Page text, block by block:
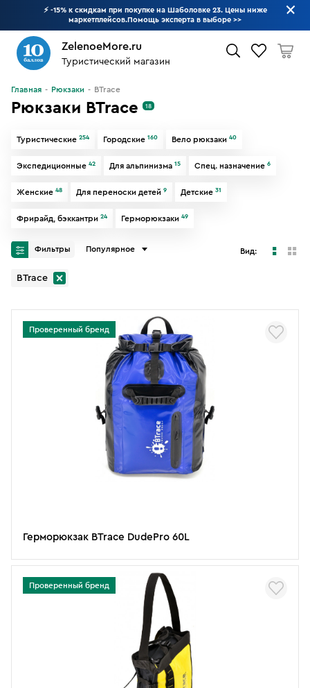
⚡ -15% к скидкам при покупке на Шаболовке 23. Цены ниже
маркетплейсов.Помощь эксперта в выборе >>
ZelenoeMore.ru
Туристический магазин
Что будем искать?
Главная Рюкзаки BTrace
Рюкзаки BTrace 18
Туристические 254 Городские 160 Вело рюкзаки 40
Экспедиционные 42 Для альпинизма 15 Спец. назначение 6
Женские 48 Для переноски детей 9 Детские 31
Фрирайд, бэккантри 24 Герморюкзаки 49
Фильтры Популярное Вид:
BTrace
Проверенный бренд
Герморюкзак BTrace DudePro 60L
Проверенный бренд